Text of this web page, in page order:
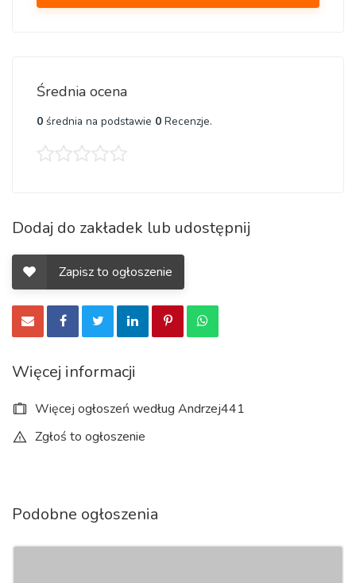
Średnia ocena
0 średnia na podstawie 0 Recenzje.
Dodaj do zakładek lub udostępnij
Zapisz to ogłoszenie
Więcej informacji
Więcej ogłoszeń według Andrzej441
Zgłoś to ogłoszenie
Podobne ogłoszenia